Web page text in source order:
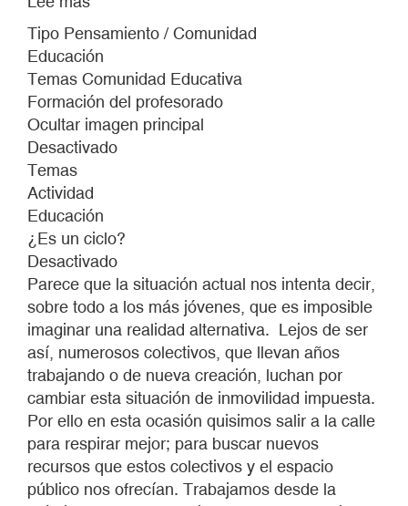
TALLER
DE
PERFORMANCE
CON
ITZIAR
OKARIZ
Tipo Pensamiento / Comunidad
Educación
Temas Comunidad Educativa
Formación del profesorado
Ocultar imagen principal
Desactivado
Temas
Actividad
Educación
¿Es un ciclo?
Desactivado
Parece que la situación actual nos intenta decir,
sobre todo a los más jóvenes, que es imposible
imaginar una realidad alternativa. Lejos de ser
así, numerosos colectivos, que llevan años
trabajando o de nueva creación, luchan por
cambiar esta situación de inmovilidad impuesta.
Por ello en esta ocasión quisimos salir a la calle
para respirar mejor; para buscar nuevos
recursos que estos colectivos y el espacio
público nos ofrecían. Trabajamos desde la